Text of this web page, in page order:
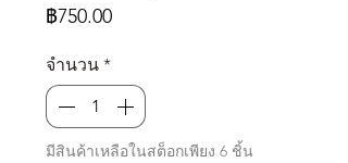
฿750.00ราคา
จำนวน *
มีสินค้าเหลือในสต็อกเพียง 6 ชิ้น